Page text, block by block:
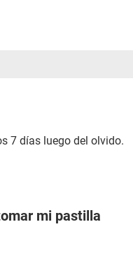
7 días luego del olvido.
mi pastilla